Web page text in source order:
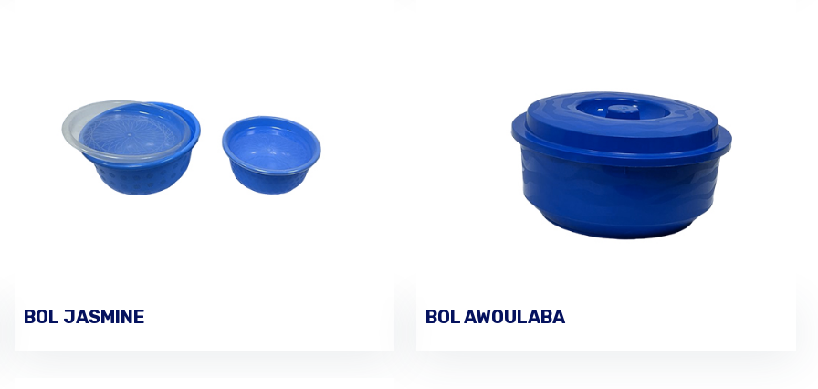
PASSER UNE COMMANDE
BOL JASMINE PASSER UNE COMMANDE
BOL AWOULABA